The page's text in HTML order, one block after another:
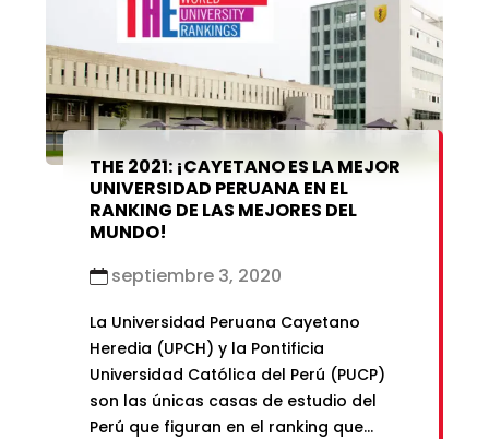
THE 2021: ¡CAYETANO ES LA MEJOR
UNIVERSIDAD PERUANA EN EL
RANKING DE LAS MEJORES DEL
MUNDO!
septiembre 3, 2020
La Universidad Peruana Cayetano
Heredia (UPCH) y la Pontificia
Universidad Católica del Perú (PUCP)
son las únicas casas de estudio del
Perú que figuran en el ranking que